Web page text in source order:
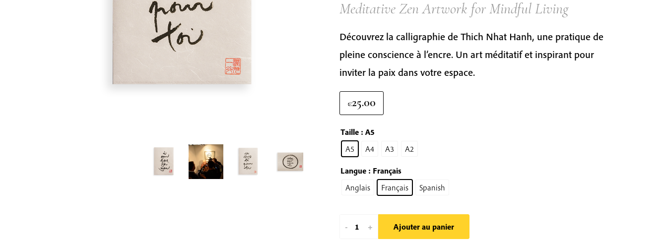
Meditative Zen Artwork for Mindful Living
Découvrez la calligraphie de Thich Nhat Hanh, une pratique de
pleine conscience à l’encre. Un art méditatif et inspirant pour
inviter la paix dans votre espace.
€25.00
Taille : A5
A5
A4 A3 A2
Langue : Français
Anglais
Français Spanish
-
quantité+ Ajouter au panier